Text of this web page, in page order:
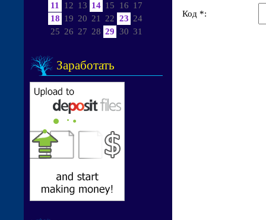
11
12 13 14 15 16 17
18 19 20 21 22 23 24
25 26 27 28 29 30 31
Заработать
Код *: